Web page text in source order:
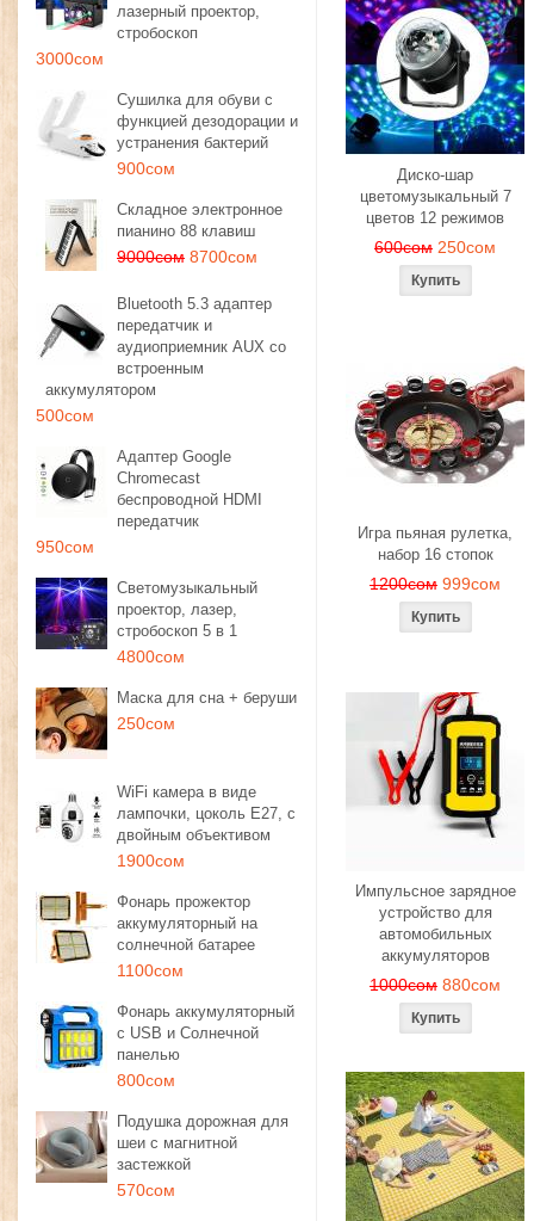
лазерный проектор,
стробоскоп
3000сом
Сушилка для обуви с
функцией дезодорации и
устранения бактерий
900сом
Складное электронное
пианино 88 клавиш
9000сом 8700сом
Bluetooth 5.3 адаптер
передатчик и
аудиоприемник AUX со
встроенным
аккумулятором
500сом
Адаптер Google
Chromecast
беспроводной HDMI
передатчик
950сом
Светомузыкальный
проектор, лазер,
стробоскоп 5 в 1
4800сом
Маска для сна + беруши
250сом
WiFi камера в виде
лампочки, цоколь E27, с
двойным объективом
1900сом
Фонарь прожектор
аккумуляторный на
солнечной батарее
1100сом
Фонарь аккумуляторный
с USB и Солнечной
панелью
800сом
Подушка дорожная для
шеи с магнитной
застежкой
570сом
Диско-шар
цветомузыкальный 7
цветов 12 режимов
600сом 250сом
Игра пьяная рулетка,
набор 16 стопок
1200сом 999сом
Импульсное зарядное
устройство для
автомобильных
аккумуляторов
1000сом 880сом